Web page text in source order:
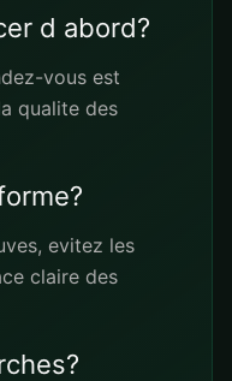
d abord?
vous est
qualite des
evitez les
claire des